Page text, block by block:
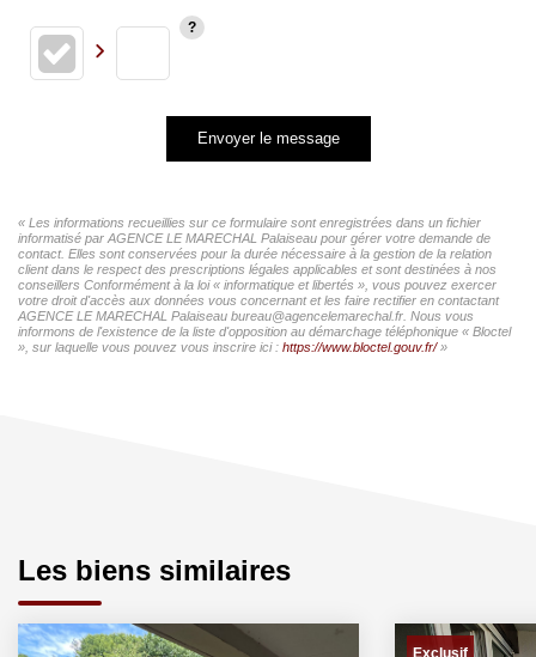
Envoyer le message
« Les informations recueillies sur ce formulaire sont enregistrées dans un fichier
informatisé par AGENCE LE MARECHAL Palaiseau pour gérer votre demande de
contact. Elles sont conservées pour la durée nécessaire à la gestion de la relation
client dans le respect des prescriptions légales applicables et sont destinées à nos
conseillers Conformément à la loi « informatique et libertés », vous pouvez exercer
votre droit d'accès aux données vous concernant et les faire rectifier en contactant
AGENCE LE MARECHAL Palaiseau bureau@agencelemarechal.fr. Nous vous
informons de l'existence de la liste d'opposition au démarchage téléphonique « Bloctel
», sur laquelle vous pouvez vous inscrire ici : https://www.bloctel.gouv.fr/»
Les biens similaires
Exclusif